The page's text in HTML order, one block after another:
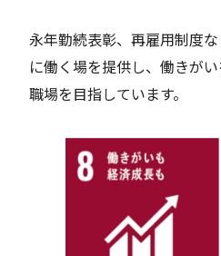
永年勤続表彰、再雇用制度
に働く場を提供し、働きが
職場を目指しています。